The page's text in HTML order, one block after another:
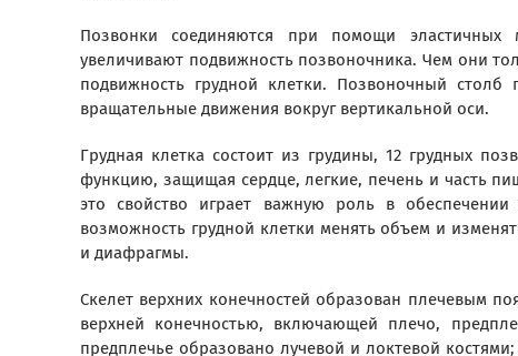
Позвонки соединяются при помощи эластичных
увеличивают подвижность позвоночника. Чем они
подвижность грудной клетки. Позвоночный
вращательные движения вокруг вертикальной оси.
Грудная клетка состоит из грудины, 12 грудных
функцию, защищая сердце, легкие, печень и часть
это свойство играет важную роль в
возможность грудной клетки менять объем и
и диафрагмы.
Скелет верхних конечностей образован плечевым
верхней конечностью, включающей плечо,
предплечье образовано лучевой и локтевой